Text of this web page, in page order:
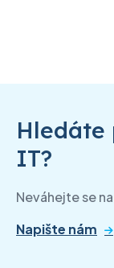
Hledáte
IT?
Neváhejte se
Napište nám